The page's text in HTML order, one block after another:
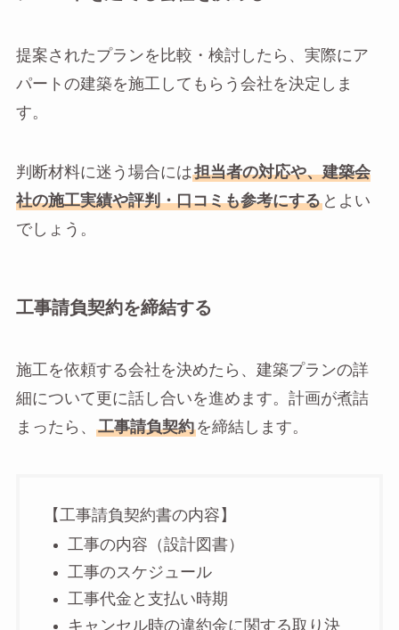
提案されたプランを比較・検討したら、実際にア
パートの建築を施工してもらう会社を決定しま
す。
判断材料に迷う場合には担当者の対応や、建築会
社の施工実績や評判・口コミも参考にするとよい
でしょう。
工事請負契約を締結する
施工を依頼する会社を決めたら、建築プランの詳
細について更に話し合いを進めます。計画が煮詰
まったら、
工事請負契約を締結します。
【工事請負契約書の内容】
工事の内容（設計図書）
工事のスケジュール
工事代金と支払い時期
キャンセル時の違約金に関する取り決